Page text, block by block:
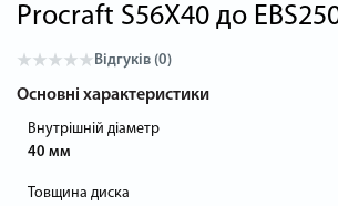
Procraft S56X40 до
Відгуків (0)
Основні характеристики
Внутрішній діаметр
40 мм
Товщина диска